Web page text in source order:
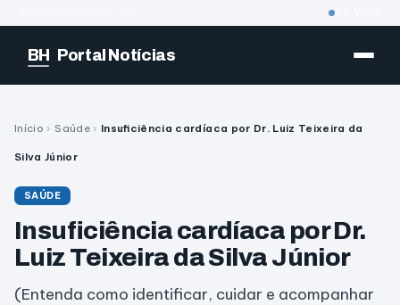
BH Portal Notícias
Início › Saúde › Insuficiência cardíaca por Dr. Luiz Teixeira da
Silva Júnior
SAÚDE
Insuficiência cardíaca por Dr.
Luiz Teixeira da Silva Júnior
(Entenda como identificar, cuidar e acompanhar